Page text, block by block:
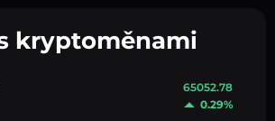
kryptoměnami
65052.78
0.29%